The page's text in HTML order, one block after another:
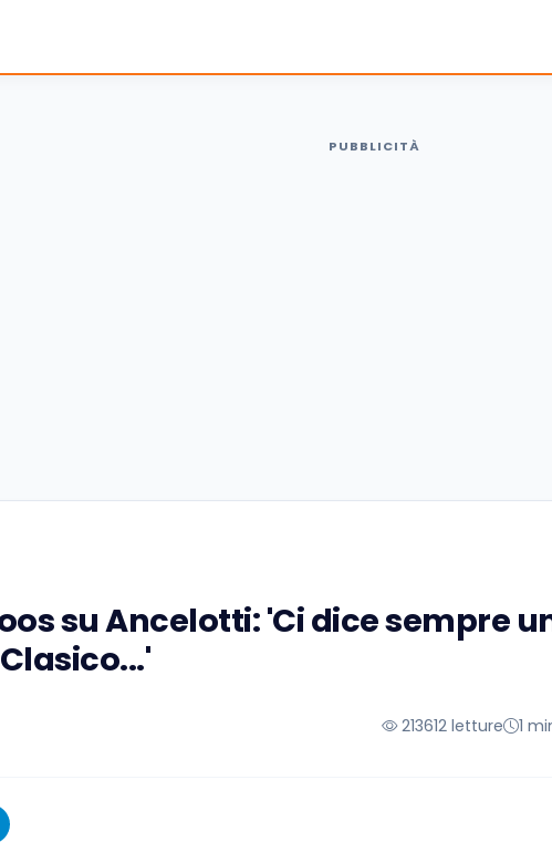
PUBBLICITÀ
su Ancelotti: 'Ci dice sempre
213612 letture 1